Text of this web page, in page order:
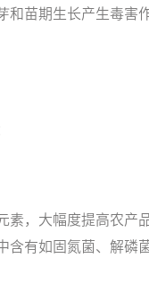
苗期生长产生毒
，大幅度提高农
有如固氮菌、解